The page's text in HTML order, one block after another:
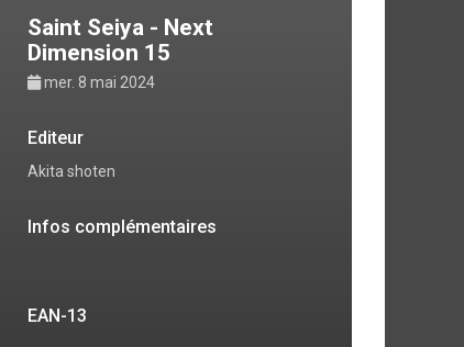
Saint Seiya - Next
Dimension 15
mer. 8 mai 2024
Editeur
Akita shoten
Infos complémentaires
EAN-13